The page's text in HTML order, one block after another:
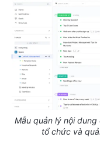
Mẫu quản lý nội
tổ chức và